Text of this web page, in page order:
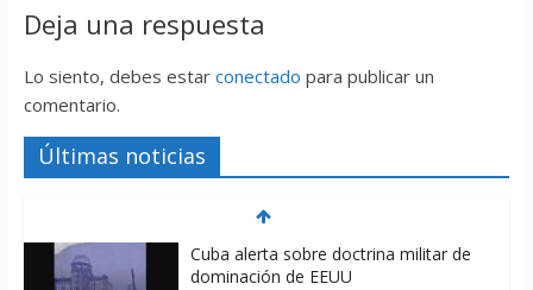
Deja una respuesta
Lo siento, debes estar conectado para publicar un
comentario.
Últimas noticias
Cuba alerta sobre doctrina militar de
dominación de EEUU